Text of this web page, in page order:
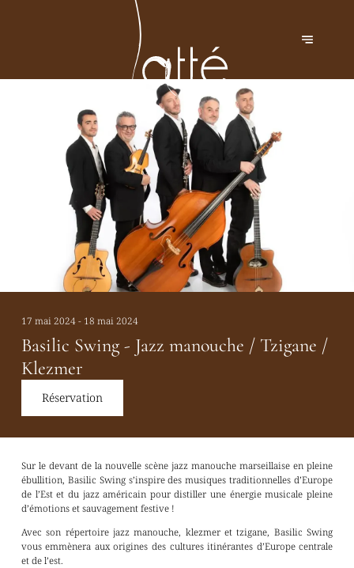
17 mai 2024 - 18 mai 2024
Basilic Swing - Jazz manouche / Tzigane /
Klezmer
Réservation
Sur le devant de la nouvelle scène jazz manouche marseillaise en pleine
ébullition, Basilic Swing s’inspire des musiques traditionnelles d’Europe
de l’Est et du jazz américain pour distiller une énergie musicale pleine
d’émotions et sauvagement festive !
Avec son répertoire jazz manouche, klezmer et tzigane, Basilic Swing
vous emmènera aux origines des cultures itinérantes d’Europe centrale
et de l’est.